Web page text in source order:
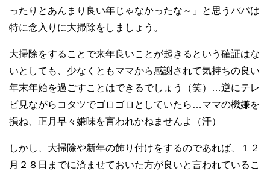
ったりとあんまり良い年じゃなかったな～」と思うパパは
特に念入りに大掃除をしましょう。
大掃除をすることで来年良いことが起きるという確証はな
いとしても、少なくともママから感謝されて気持ちの良い
年末年始を過ごすことはできるでしょう（笑）…逆にテレ
ビ見ながらコタツでゴロゴロとしていたら…ママの機嫌を
損ね、正月早々嫌味を言われかねませんよ（汗）
しかし、大掃除や新年の飾り付けをするのであれば、１２
月２８日までに済ませておいた方が良いと言われているこ